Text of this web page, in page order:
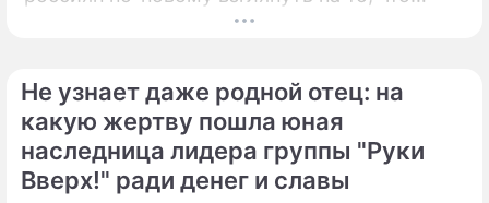
годами происходит на экране главного
холдинга "Газпром-медиа" Александр Жаров
решился на неожидаемый и крайне острый
демарш.
Не узнает даже родной отец: на
какую жертву пошла юная
наследница лидера группы "Руки
Вверх!" ради денег и славы